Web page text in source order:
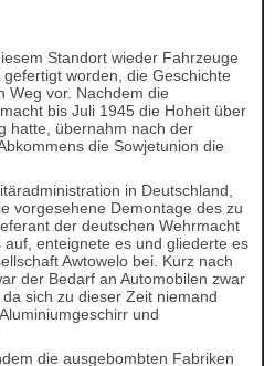
Standort wieder Fahrzeuge
worden, die Geschichte
Weg vor. Nachdem die
bis Juli 1945 die Hoheit über
hatte, übernahm nach der
die Sowjetunion die
in Deutschland,
vorgesehene Demontage des zu
der deutschen Wehrmacht
enteignete es und gliederte es
Awtowelo bei. Kurz nach
der Bedarf an Automobilen zwar
sich zu dieser Zeit niemand
und
die ausgebombten Fabriken